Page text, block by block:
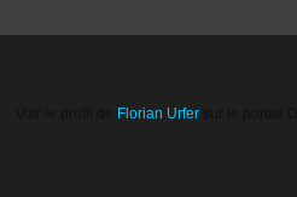
Florian Urfer